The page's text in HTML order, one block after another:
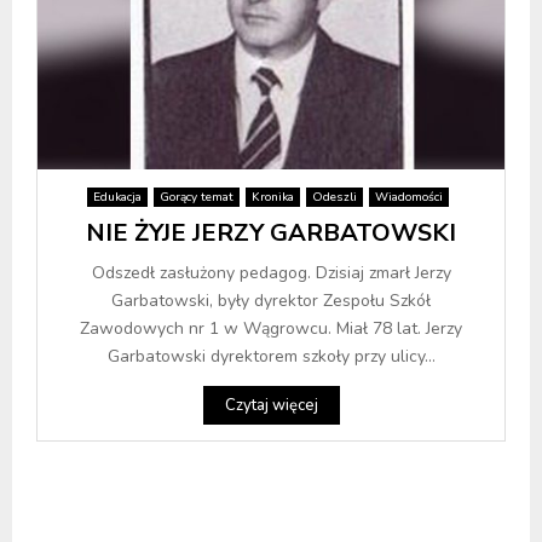
Edukacja Gorący temat Kronika Odeszli Wiadomości
NIE ŻYJE JERZY GARBATOWSKI
Odszedł zasłużony pedagog. Dzisiaj zmarł Jerzy
Garbatowski, były dyrektor Zespołu Szkół
Zawodowych nr 1 w Wągrowcu. Miał 78 lat. Jerzy
Garbatowski dyrektorem szkoły przy ulicy...
Czytaj więcej